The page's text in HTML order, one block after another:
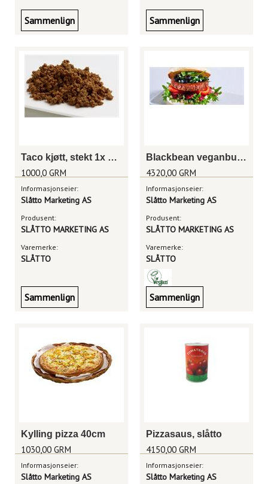
Sammenlign Sammenlign
Taco kjøtt, stekt 1x 6kg
1000,0 GRM
Informasjonseier:
Slåtto Marketing AS
Produsent:
SLÅTTO MARKETING AS
Varemerke:
SLÅTTO
Sammenlign
Blackbean veganburger 90g
4320,00 GRM
Informasjonseier:
Slåtto Marketing AS
Produsent:
SLÅTTO MARKETING AS
Varemerke:
SLÅTTO
Sammenlign
Kylling pizza 40cm
1030,00 GRM
Informasjonseier:
Slåtto Marketing AS
Pizzasaus, slåtto
4150,00 GRM
Informasjonseier:
Slåtto Marketing AS